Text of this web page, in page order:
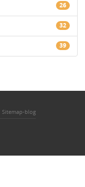
26
32
39
Sitemap-blog